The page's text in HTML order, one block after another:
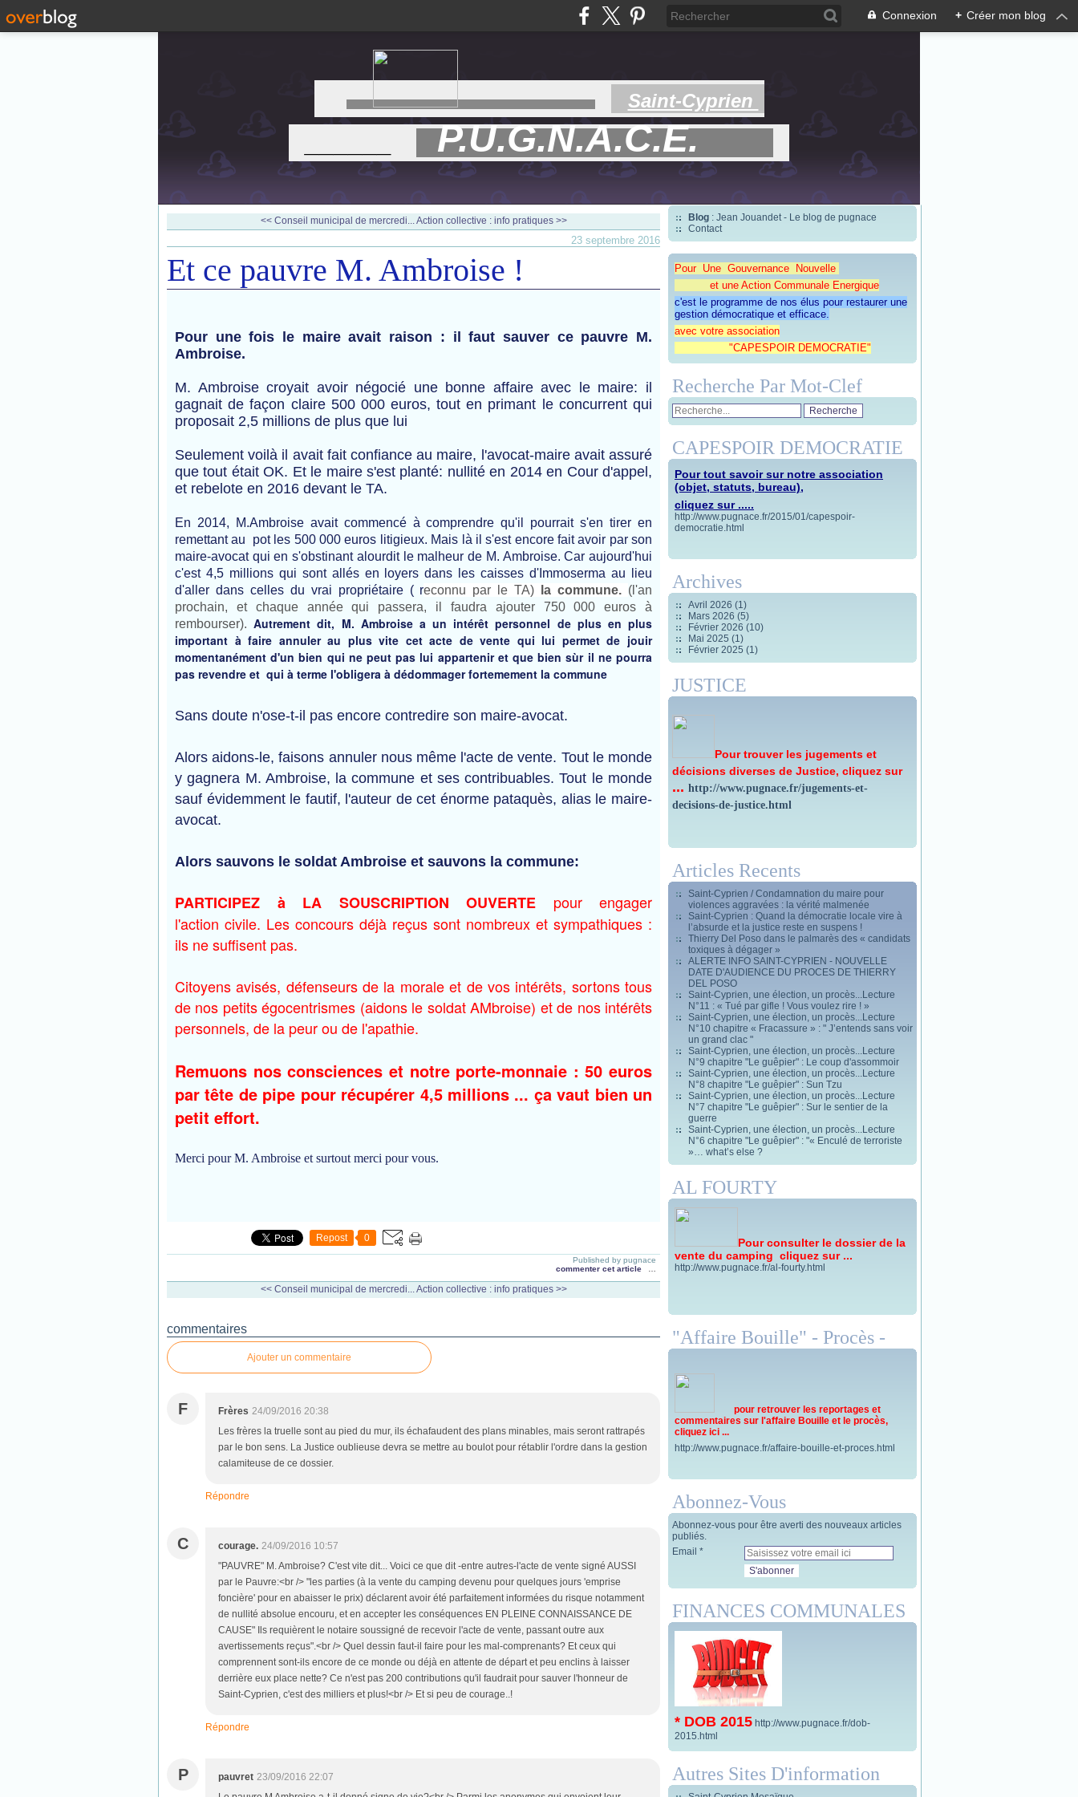
Connexion + Créer mon blog
Saint-Cyprien
P.U.G.N.A.C.E.
<< Conseil municipal de mercredi...Action collective : info pratiques >>
23 septembre 2016
Et ce pauvre M. Ambroise !
Pour une fois le maire avait raison : il faut sauver ce pauvre M.
Ambroise.
M. Ambroise croyait avoir négocié une bonne affaire avec le maire: il
gagnait de façon claire 500 000 euros, tout en primant le concurrent qui
proposait 2,5 millions de plus que lui
Seulement voilà il avait fait confiance au maire, l'avocat-maire avait assuré
que tout était OK. Et le maire s'est planté: nullité en 2014 en Cour d'appel,
et rebelote en 2016 devant le TA.
En 2014, M.Ambroise avait commencé à comprendre qu'il pourrait s'en tirer en
remettant au pot les 500 000 euros litigieux. Mais là il s'est encore fait avoir par son
maire-avocat qui en s'obstinant alourdit le malheur de M. Ambroise. Car aujourd'hui
c'est 4,5 millions qui sont allés en loyers dans les caisses d'Immoserma au lieu
d'aller dans celles du vrai propriétaire ( reconnu par le TA) la commune. (l'an
prochain, et chaque année qui passera, il faudra ajouter 750 000 euros à
rembourser).Autrement dit, M. Ambroise a un intérêt personnel de plus en plus
important à faire annuler au plus vite cet acte de vente qui lui permet de jouir
momentanément d'un bien qui ne peut pas lui appartenir et que bien sùr il ne pourra
pas revendre et qui à terme l'obligera à dédommager fortemement la commune
Sans doute n'ose-t-il pas encore contredire son maire-avocat.
Alors aidons-le, faisons annuler nous même l'acte de vente. Tout le monde
y gagnera M. Ambroise, la commune et ses contribuables. Tout le monde
sauf évidemment le fautif, l'auteur de cet énorme pataquès, alias le maire-
avocat.
Alors sauvons le soldat Ambroise et sauvons la commune:
PARTICIPEZ à LA SOUSCRIPTION OUVERTE pour engager
l'action civile. Les concours déjà reçus sont nombreux et sympathiques :
ils ne suffisent pas.
Citoyens avisés, défenseurs de la morale et de vos intérêts, sortons tous
de nos petits égocentrismes (aidons le soldat AMbroise) et de nos intérêts
personnels, de la peur ou de l'apathie.
Remuons nos consciences et notre porte-monnaie : 50 euros
par tête de pipe pour récupérer 4,5 millions ... ça vaut bien un
petit effort.
Merci pour M. Ambroise et surtout merci pour vous.
Repost 0
Published by pugnace
commenter cet article
<< Conseil municipal de mercredi...Action collective : info pratiques >>
commentaires
Ajouter un commentaire
F Frères 24/09/2016 20:38
Les frères la truelle sont au pied du mur, ils échafaudent des plans minables, mais seront rattrapés
par le bon sens. La Justice oublieuse devra se mettre au boulot pour rétablir l'ordre dans la gestion
calamiteuse de ce dossier.
Répondre
C courage. 24/09/2016 10:57
"PAUVRE" M. Ambroise? C'est vite dit... Voici ce que dit -entre autres-l'acte de vente signé AUSSI
par le Pauvre:<br /> "les parties (à la vente du camping devenu pour quelques jours 'emprise
foncière' pour en abaisser le prix) déclarent avoir été parfaitement informées du risque notamment
de nullité absolue encouru, et en accepter les conséquences EN PLEINE CONNAISSANCE DE
CAUSE" Ils requièrent le notaire soussigné de recevoir l'acte de vente, passant outre aux
avertissements reçus".<br /> Quel dessin faut-il faire pour les mal-comprenants? Et ceux qui
comprennent sont-ils encore de ce monde ou déjà en attente de départ et peu enclins à laisser
derrière eux place nette? Ce n'est pas 200 contributions qu'il faudrait pour sauver l'honneur de
Saint-Cyprien, c'est des milliers et plus!<br /> Et si peu de courage..!
Répondre
P pauvret 23/09/2016 22:07
Blog : Jean Jouandet - Le blog de pugnace
Contact
Pour Une Gouvernance Nouvelle
et une Action Communale Energique
c'est le programme de nos élus pour restaurer une
gestion démocratique et efficace.
avec votre association
"CAPESPOIR DEMOCRATIE"
Recherche Par Mot-Clef
CAPESPOIR DEMOCRATIE
Pour tout savoir sur notre association
(objet, statuts, bureau),
cliquez sur .....
http://www.pugnace.fr/2015/01/capespoir-
democratie.html
Archives
Avril 2026 (1)
Mars 2026 (5)
Février 2026 (10)
Mai 2025 (1)
Février 2025 (1)
JUSTICE
Pour trouver les jugements et
décisions diverses de Justice, cliquez sur
... http://www.pugnace.fr/jugements-et-
decisions-de-justice.html
Articles Recents
Saint-Cyprien / Condamnation du maire pour
violences aggravées : la vérité malmenée
Saint-Cyprien : Quand la démocratie locale vire à
l’absurde et la justice reste en suspens !
Thierry Del Poso dans le palmarès des « candidats
toxiques à dégager »
ALERTE INFO SAINT-CYPRIEN - NOUVELLE
DATE D'AUDIENCE DU PROCES DE THIERRY
DEL POSO
Saint-Cyprien, une élection, un procès...Lecture
N°11 : « Tué par gifle ! Vous voulez rire ! »
Saint-Cyprien, une élection, un procès...Lecture
N°10 chapitre « Fracassure » : " J’entends sans voir
un grand clac "
Saint-Cyprien, une élection, un procès...Lecture
N°9 chapitre "Le guêpier" : Le coup d'assommoir
Saint-Cyprien, une élection, un procès...Lecture
N°8 chapitre "Le guêpier" : Sun Tzu
Saint-Cyprien, une élection, un procès...Lecture
N°7 chapitre "Le guêpier" : Sur le sentier de la
guerre
Saint-Cyprien, une élection, un procès...Lecture
N°6 chapitre "Le guêpier" : "« Enculé de terroriste
»… what’s else ?
AL FOURTY
Pour consulter le dossier de la
vente du camping cliquez sur ...
http://www.pugnace.fr/al-fourty.html
"Affaire Bouille" - Procès -
pour retrouver les reportages et
commentaires sur l'affaire Bouille et le procès,
cliquez ici ...
http://www.pugnace.fr/affaire-bouille-et-proces.html
Abonnez-Vous
Abonnez-vous pour être averti des nouveaux articles
publiés.
Email
FINANCES COMMUNALES
* DOB 2015 http://www.pugnace.fr/dob-
2015.html
Autres Sites D'information